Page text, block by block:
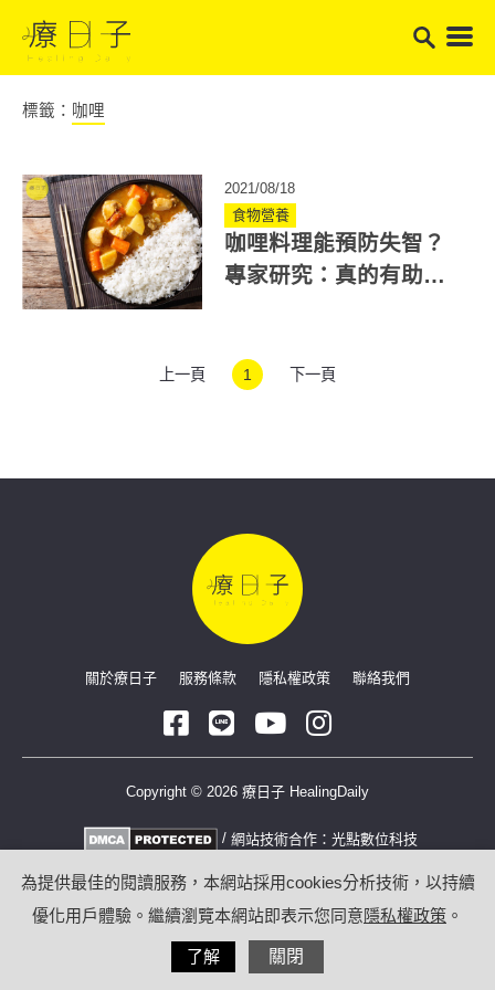
標籤： 咖哩
2021/08/18
食物營養
咖哩料理能預防失智？
專家研究：真的有助
上一頁 1 下一頁
關於療日子 服務條款 隱私權政策 聯絡我們
Copyright © 2026 療日子 HealingDaily
/ 網站技術合作： 光點數位科技
為提供最佳的閱讀服務，本網站採用cookies分析技術，以持續
優化用戶體驗。繼續瀏覽本網站即表示您同意隱私權政策 。
了解 關閉